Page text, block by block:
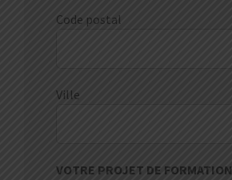
Code postal
Ville
VOTRE PROJET DE FORMATION